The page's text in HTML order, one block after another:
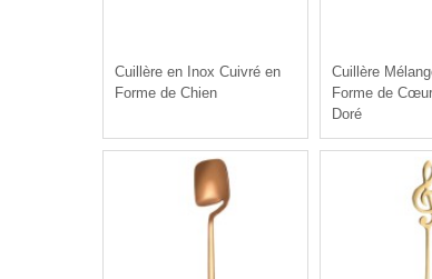
Cuillère en Inox Cuivré en
Forme de Chien
Cuillère
Forme de
Doré